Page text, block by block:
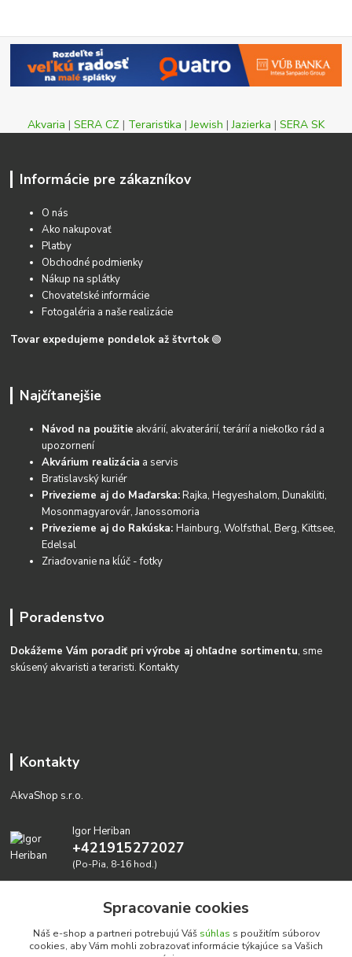
Akvaria | SERA CZ | Teraristika |Jewish |Jazierka | SERA SK
Informácie pre zákazníkov
O nás
Ako nakupovať
Platby
Obchodné podmienky
Nákup na splátky
Chovateľské informácie
Fotogaléria a naše realizácie
Tovar expedujeme pondelok až štvrtok 🟢
Najčítanejšie
Návod na použitie akvárií, akvaterárií, terárií a niekoľko rád a
upozornení
Akvárium realizácia a servis
Bratislavský kuriér
Privezieme aj do Maďarska:Rajka, Hegyeshalom, Dunakiliti,
Mosonmagyarovár, Janossomoria
Privezieme aj do Rakúska:Hainburg, Wolfsthal, Berg, Kittsee,
Edelsal
Zriaďovanie na kĺúč - fotky
Poradenstvo
Dokážeme Vám poradiť pri výrobe aj ohľadne sortimentu, sme
skúsený akvaristi a teraristi.Kontakty
Kontakty
AkvaShop s.r.o.
Igor Heriban
+421915272027
(Po-Pia, 8-16 hod.)
Spracovanie cookies
Náš e-shop a partneri potrebujú Váš súhlas s použitím súborov
cookies, aby Vám mohli zobrazovať informácie týkajúce sa Vašich